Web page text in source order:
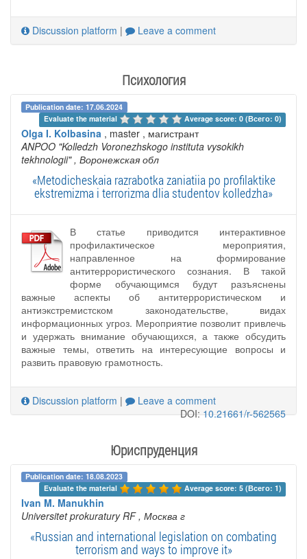
Discussion platform | Leave a comment
Психология
Publication date: 17.06.2024
Evaluate the material
Average score: 0 (Всего: 0)
Olga I. Kolbasina , master , магистрант
ANPOO "Kolledzh Voronezhskogo instituta vysokikh
tekhnologii" , Воронежская обл
«Metodicheskaia razrabotka zaniatiia po profilaktike
ekstremizma i terrorizma dlia studentov kolledzha»
В статье приводится интерактивное
профилактическое мероприятия,
направленное на формирование
антитеррористического сознания. В такой
форме обучающимся будут разъяснены
важные аспекты об антитеррористическом и
антиэкстремистском законодательстве, видах
информационных угроз. Мероприятие позволит привлечь
и удержать внимание обучающихся, а также обсудить
важные темы, ответить на интересующие вопросы и
развить правовую грамотность.
Discussion platform |
Leave a comment
DOI:10.21661/r-562565
Юриспруденция
Publication date: 18.08.2023
Evaluate the material
Average score: 5 (Всего: 1)
Ivan M. Manukhin
Universitet prokuratury RF , Москва г
«Russian and international legislation on combating
terrorism and ways to improve it»